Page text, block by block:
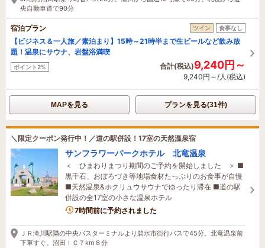
央自動車道で90分
宿泊プラン ツイン 食事なし
【ビジネス＆一人旅／素泊まり】15時～21時半まで生ビールなど飲み放
題！温泉にサウナ、岩盤浴満喫
ポイント2% 合計(税込)9,240円～
9,240円～/人(税込)
MAPを見る プランを見る(31件)
＼限定クーポン発行中！／道の駅併設！17室の天然温泉宿
サンフラワーパークホテル 北竜温泉
＜ ひまわりまつり期間のご予約を開始しました ＞ ■
黒千石、おぼろづき等地場食材たっぷりのお食事が自慢
■天然温泉&ホクリュウサウナでゆったり滞在 ■道の駅
併設の全17室の小さな温泉ホテル
7時間前に予約されました
ＪＲ滝川駅隣の中央バスターミナルより碧水市街行バスで45分。北竜温泉前
下車すぐ。沼田ＩＣ７km８分